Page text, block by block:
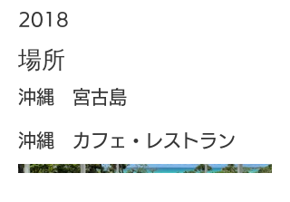
2018
場所
沖縄 宮古島
沖縄 カフェ・レストラン